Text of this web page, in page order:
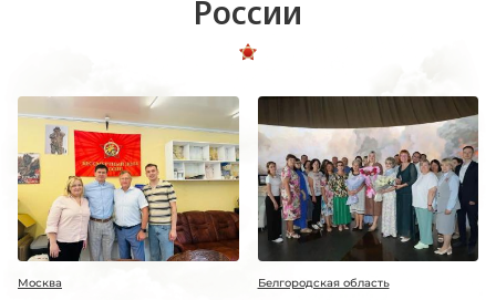
России
Москва Белгородская область